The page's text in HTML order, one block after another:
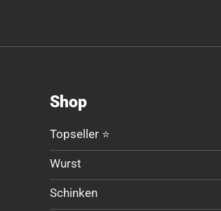
Shop
Topseller ⭐
Wurst
Schinken